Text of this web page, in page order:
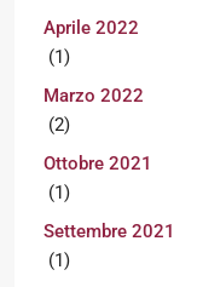
Aprile 2022
(1)
Marzo 2022
(2)
Ottobre 2021
(1)
Settembre 2021
(1)